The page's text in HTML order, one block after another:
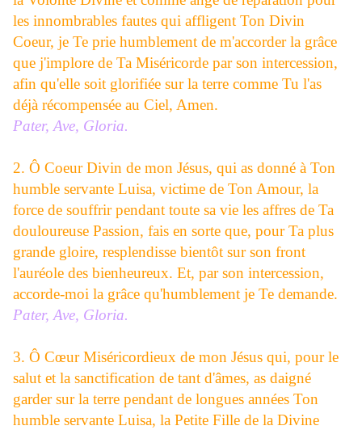
les innombrables fautes qui affligent Ton Divin
Coeur, je Te prie humblement de m'accorder la grâce
que j'implore de Ta Miséricorde par son intercession,
afin qu'elle soit glorifiée sur la terre comme Tu l'as
déjà récompensée au Ciel, Amen.
Pater, Ave, Gloria.
2. Ô Coeur Divin de mon Jésus, qui as donné à Ton
humble servante Luisa, victime de Ton Amour, la
force de souffrir pendant toute sa vie les affres de Ta
douloureuse Passion, fais en sorte que, pour Ta plus
grande gloire, resplendisse bientôt sur son front
l'auréole des bienheureux. Et, par son intercession,
accorde-moi la grâce qu'humblement je Te demande.
Pater, Ave, Gloria.
3. Ô Cœur Miséricordieux de mon Jésus qui, pour le
salut et la sanctification de tant d'âmes, as daigné
garder sur la terre pendant de longues années Ton
humble servante Luisa, la Petite Fille de la Divine